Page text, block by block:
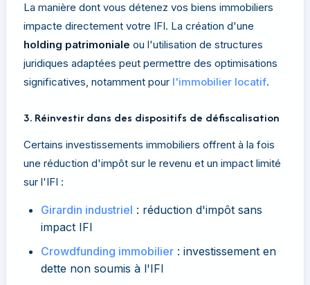
La manière dont vous détenez vos biens immobiliers
impacte directement votre IFI. La création d'une
holding patrimoniale ou l'utilisation de structures
juridiques adaptées peut permettre des optimisations
significatives, notamment pour l'immobilier locatif.
3. Réinvestir dans des dispositifs de défiscalisation
Certains investissements immobiliers offrent à la fois
une réduction d'impôt sur le revenu et un impact limité
sur l'IFI :
Girardin industriel : réduction d'impôt sans
impact IFI
Crowdfunding immobilier : investissement en
dette non soumis à l'IFI